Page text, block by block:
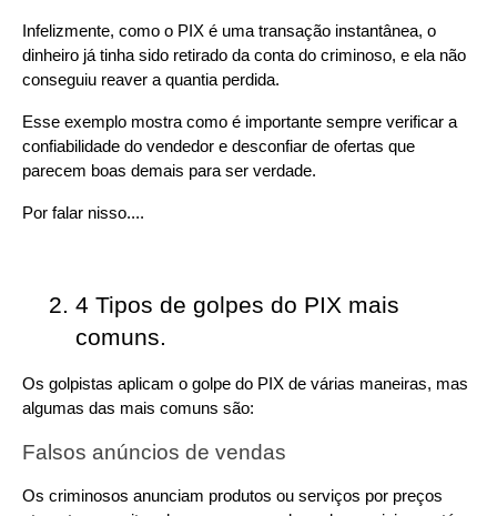
Infelizmente, como o PIX é uma transação instantânea, o
dinheiro já tinha sido retirado da conta do criminoso, e ela não
conseguiu reaver a quantia perdida.
Esse exemplo mostra como é importante sempre verificar a
confiabilidade do vendedor e desconfiar de ofertas que
parecem boas demais para ser verdade.
Por falar nisso....
4 Tipos de golpes do PIX mais
comuns.
Os golpistas aplicam o golpe do PIX de várias maneiras, mas
algumas das mais comuns são:
Falsos anúncios de vendas
Os criminosos anunciam produtos ou serviços por preços